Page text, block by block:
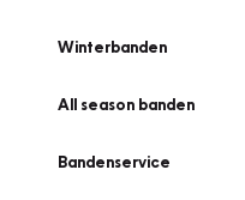
Winterbanden
All season banden
Bandenservice